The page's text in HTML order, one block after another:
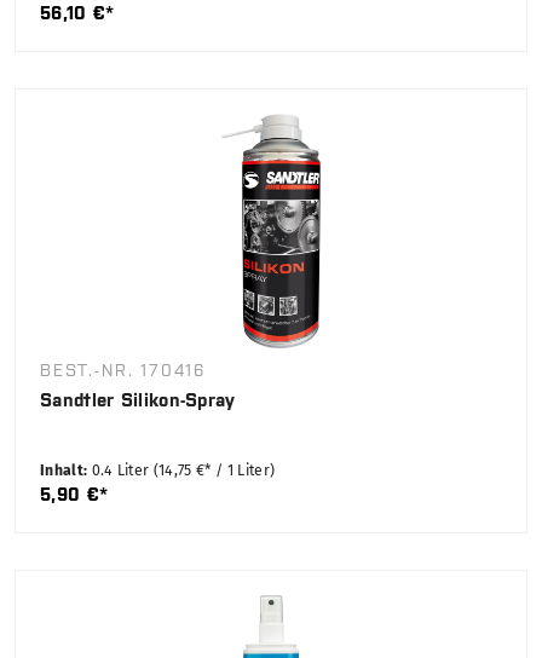
56,10 €*
BEST.-NR. 170416
Sandtler Silikon-Spray
Inhalt: 0.4 Liter (14,75 €* / 1 Liter)
5,90 €*